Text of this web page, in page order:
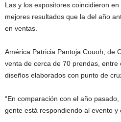
Las y los expositores coincidieron
mejores resultados que la del año
en ventas.
América Patricia Pantoja Couoh, de
venta de cerca de 70 prendas, entre
diseños elaborados con punto de
“En comparación con el año
gente está respondiendo al evento y